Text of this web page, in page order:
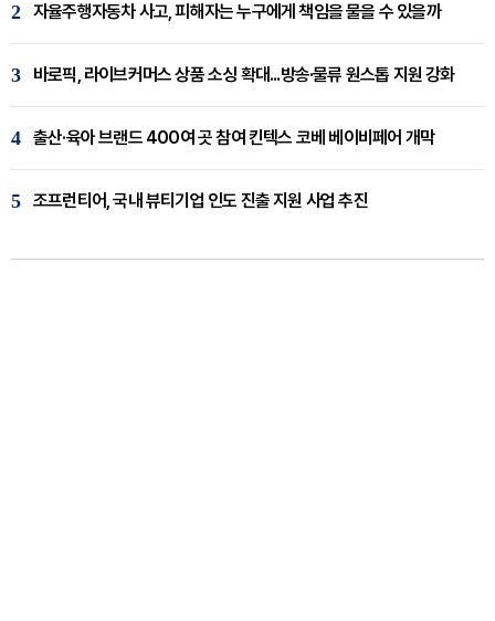
2 자율주행자동차 사고, 피해자는 누구에게 책임을 물을 수 있을까
3 바로픽, 라이브커머스 상품 소싱 확대...방송·물류 원스톱 지원 강화
4 출산·육아 브랜드 400여 곳 참여 킨텍스 코베 베이비페어 개막
5 조프런티어, 국내 뷰티기업 인도 진출 지원 사업 추진